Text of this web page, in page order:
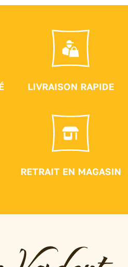
LIVRAISON RAPIDE
RETRAIT EN MAGASIN